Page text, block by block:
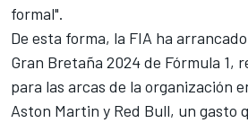
formal".
De esta forma, la FIA ha arrancado
Gran Bretaña 2024 de Fórmula 1,
para las arcas de la organización
Aston Martin y Red Bull, un gasto